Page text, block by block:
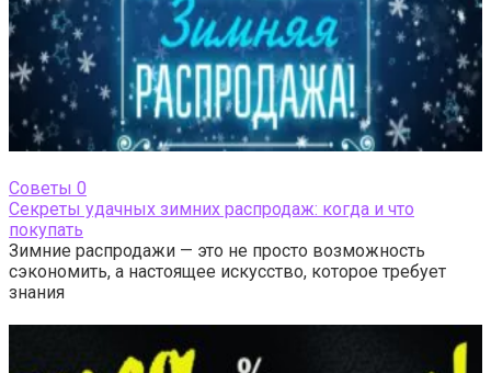
Cоветы 0
Секреты удачных зимних распродаж: когда и что
покупать
Зимние распродажи — это не просто возможность
сэкономить, а настоящее искусство, которое требует
знания